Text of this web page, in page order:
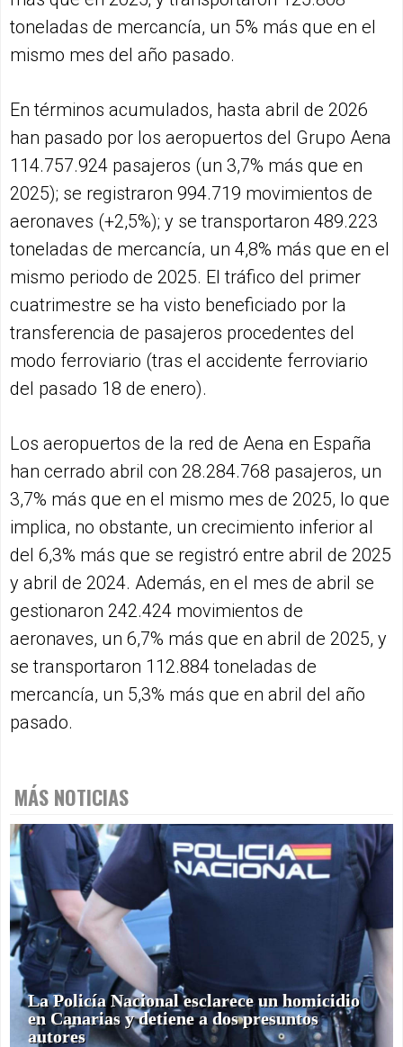
toneladas de mercancía, un 5% más que en el
mismo mes del año pasado.
En términos acumulados, hasta abril de 2026
han pasado por los aeropuertos del Grupo Aena
114.757.924 pasajeros (un 3,7% más que en
2025); se registraron 994.719 movimientos de
aeronaves (+2,5%); y se transportaron 489.223
toneladas de mercancía, un 4,8% más que en el
mismo periodo de 2025. El tráfico del primer
cuatrimestre se ha visto beneficiado por la
transferencia de pasajeros procedentes del
modo ferroviario (tras el accidente ferroviario
del pasado 18 de enero).
Los aeropuertos de la red de Aena en España
han cerrado abril con 28.284.768 pasajeros, un
3,7% más que en el mismo mes de 2025, lo que
implica, no obstante, un crecimiento inferior al
del 6,3% más que se registró entre abril de 2025
y abril de 2024. Además, en el mes de abril se
gestionaron 242.424 movimientos de
aeronaves, un 6,7% más que en abril de 2025, y
se transportaron 112.884 toneladas de
mercancía, un 5,3% más que en abril del año
pasado.
MÁS NOTICIAS
La Policía Nacional esclarece un homicidio
en Canarias y detiene a dos presuntos
autores